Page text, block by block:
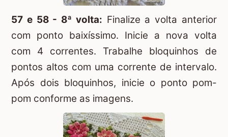
57 e 58 - 8ª volta: Finalize a volta anterior
com ponto baixíssimo. Inicie a nova volta
com 4 correntes. Trabalhe bloquinhos de
pontos altos com uma corrente de intervalo.
Após dois bloquinhos, inicie o ponto pom-
pom conforme as imagens.